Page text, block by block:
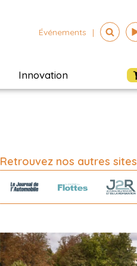
Événements |
Innovation
Retrouvez nos autres sites